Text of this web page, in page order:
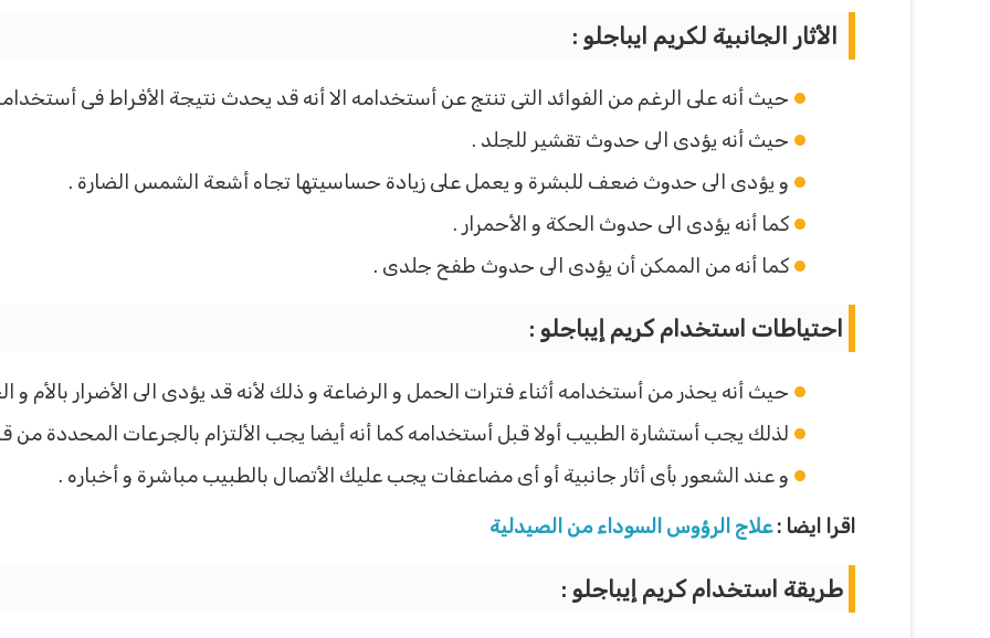
الأثار الجانبية لكريم ايباجلو :
حيث أنه على الرغم من الفوائد التى تنتج عن أستخدامه الا أنه قد يحدث نتيجة الأفراط فى
حيث أنه يؤدى الى حدوث تقشير للجلد .
و يؤدى الى حدوث ضعف للبشرة و يعمل على زيادة حساسيتها تجاه أشعة الشمس الضارة .
كما أنه يؤدى الى حدوث الحكة و الأحمرار .
كما أنه من الممكن أن يؤدى الى حدوث طفح جلدى .
احتياطات استخدام كريم إيباجلو :
حيث أنه يحذر من أستخدامه أثناء فترات الحمل و الرضاعة و ذلك لأنه قد يؤدى الى الأضرار بالأم و
لذلك يجب أستشارة الطبيب أولا قبل أستخدامه كما أنه أيضا يجب الألتزام بالجرعات المحددة من
و عند الشعور بأى أثار جانبية أو أى مضاعفات يجب عليك الأتصال بالطبيب مباشرة و أخباره .
اقرا ايضا :علاج الرؤوس السوداء من الصيدلية
طريقة استخدام كريم إيباجلو :